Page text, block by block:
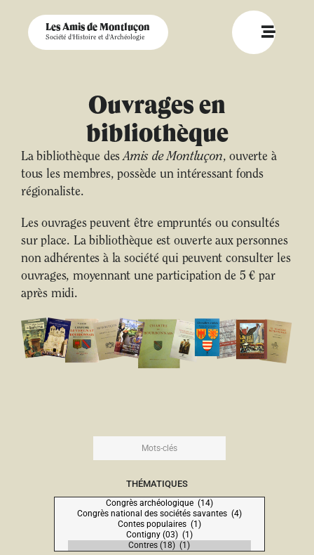
Les Amis de Montluçon
Société d'Histoire et d'Archéologie
Ouvrages en
bibliothèque
La bibliothèque desAmis de Montluçon, ouverte à
tous les membres, possède un intéressant fonds
régionaliste.
Les ouvrages peuvent être empruntés ou consultés
sur place. La bibliothèque est ouverte aux personnes
non adhérentes à la société qui peuvent consulter les
ouvrages, moyennant une participation de 5 € par
après midi.
THÉMATIQUES